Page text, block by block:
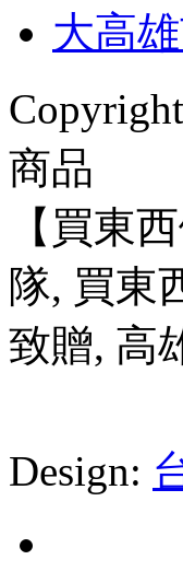
大高
商品
【買東
隊, 買東
致贈, 高
Design: